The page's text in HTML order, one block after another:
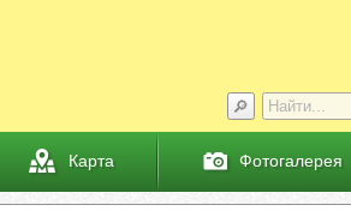
Карта Фотогалерея